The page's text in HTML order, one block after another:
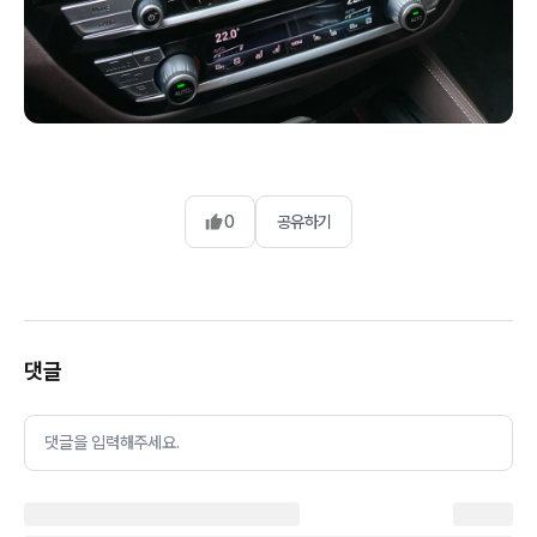
0 공유하기
댓글
댓글을 입력해주세요.